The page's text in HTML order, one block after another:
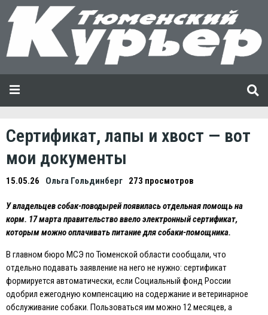
Сертификат, лапы и хвост — вот
мои документы
15.05.26 Ольга Гольдинберг 273 просмотров
У владельцев собак-поводырей появилась отдельная помощь на
корм. 17 марта правительство ввело электронный сертификат,
которым можно оплачивать питание для собаки-помощника.
В главном бюро МСЭ по Тюменской области сообщали, что
отдельно подавать заявление на него не нужно: сертификат
формируется автоматически, если Социальный фонд России
одобрил ежегодную компенсацию на содержание и ветеринарное
обслуживание собаки. Пользоваться им можно 12 месяцев, а